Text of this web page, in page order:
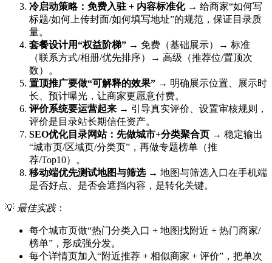
冷启动策略：免费入驻 + 内容标准化→ 给商家“如何写
标题/如何上传封面/如何填写地址”的规范，保证目录质
量。
套餐设计用“权益阶梯” → 免费（基础展示）→ 标准
（联系方式/相册/优先排序）→ 高级（推荐位/置顶次
数）。
置顶推广要做“可解释的效果” → 明确展示位置、展示时
长、预计曝光，让商家更愿意付费。
评价系统要运营起来 → 引导真实评价、设置审核规则，
评价是目录站长期信任资产。
SEO优化目录网站：先做城市+分类聚合页 → 稳定输出
“城市页/区域页/分类页”，再做专题榜单（推
荐/Top10）。
移动端优先测试地图与筛选→ 地图与筛选入口在手机端
是否好点、是否会遮挡内容，是转化关键。
💡 最佳实践：
每个城市页做“热门分类入口 + 地图找附近 + 热门商家/
榜单”，形成强分发。
每个详情页加入“附近推荐 + 相似商家 + 评价”，把单次